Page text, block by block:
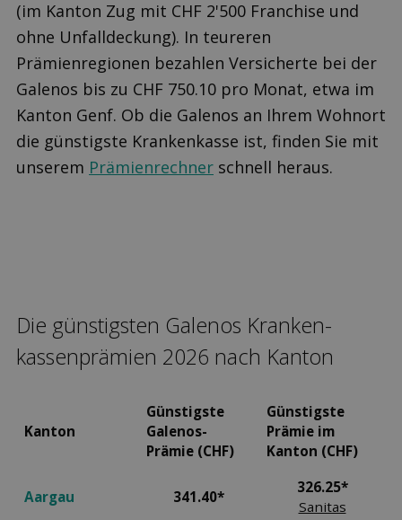
(im Kanton Zug mit CHF 2'500 Franchise und
ohne Unfalldeckung). In teureren
Prämienregionen bezahlen Versicherte bei der
Galenos bis zu CHF 750.10 pro Monat, etwa im
Kanton Genf. Ob die Galenos an Ihrem Wohnort
die günstigste Krankenkasse ist, finden Sie mit
unserem Prämienrechner schnell heraus.
Die günstigsten Galenos Kranken­
kassen­prämien 2026 nach Kanton
Kanton
Günstigste
Galenos-
Prämie (CHF)
Günstigste
Prämie im
Kanton (CHF)
Aargau 341.40*
326.25*
Sanitas